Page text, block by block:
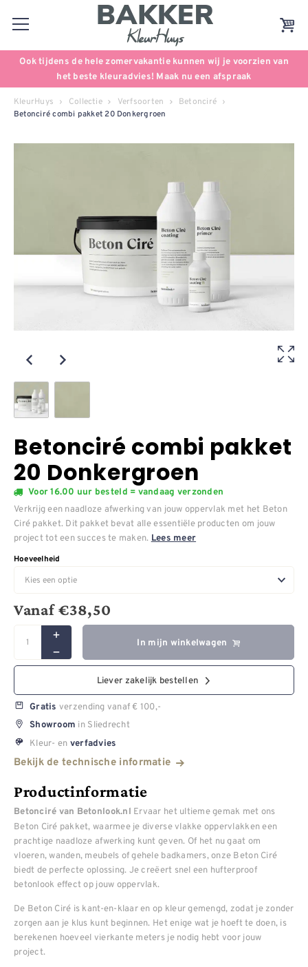
Ook tijdens de hele zomervakantie kunnen wij je voorzien van
het beste kleuradvies! Maak nu een afspraak
KleurHuys Collectie Verfsoorten Betonciré
Betonciré combi pakket 20 Donkergroen
Betonciré combi pakket
20 Donkergroen
Voor 16.00 uur besteld = vandaag verzonden
Verkrijg een naadloze afwerking van jouw oppervlak met het Beton
Ciré pakket. Dit pakket bevat alle essentiële producten om jouw
project tot een succes te maken. Lees meer
Hoeveelheid
Vanaf€38,50
In mijn winkelwagen
Liever zakelijk bestellen
Gratis verzending vanaf € 100,-
Showroom in Sliedrecht
Kleur- en verfadvies
Bekijk de technische informatie
Productinformatie
Betonciré van Betonlook.nl Ervaar het ultieme gemak met ons
Beton Ciré pakket, waarmee je diverse vlakke oppervlakken een
prachtige naadloze afwerking kunt geven. Of het nu gaat om
vloeren, wanden, meubels of gehele badkamers, onze Beton Ciré
biedt de perfecte oplossing. Je creëert snel een hufterproof
betonlook effect op jouw oppervlak.
De Beton Ciré is kant-en-klaar en op kleur gemengd, zodat je zonder
zorgen aan je klus kunt beginnen. Het enige wat je hoeft te doen, is
berekenen hoeveel vierkante meters je nodig hebt voor jouw
project.